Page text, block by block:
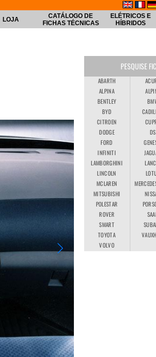
LOJA
CATÁLOGO DE
FICHAS TÉCNICAS
ELÉTRICOS E
HÍBRIDOS
PESQUISE
ABARTH
ALPINA
BENTLEY
BYD
CITROEN
DODGE
DS
FORD
INFINITI
LAMBORGHINI
LINCOLN
MCLAREN
MITSUBISHI
POLESTAR
ROVER
SMART
TOYOTA
VOLVO